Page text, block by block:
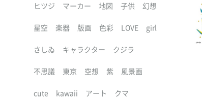
ヒツジ マーカー 地図 子供 幻想
星空 楽器 版画 色彩 LOVE girl
さしゐ キャラクター クジラ
不思議 東京 空想 紫 風景画
cute kawaii アート クマ